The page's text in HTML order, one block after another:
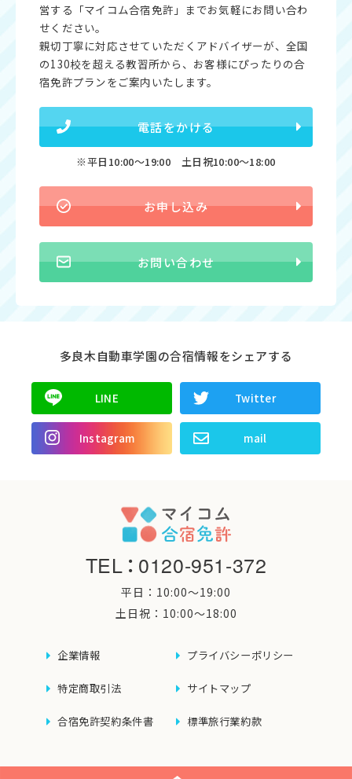
営する「マイコム合宿免許」までお気軽にお問い合わ
せください。
親切丁寧に対応させていただくアドバイザーが、全国
の130校を超える教習所から、お客様にぴったりの合
宿免許プランをご案内いたします。
電話をかける
※平日10:00〜19:00 土日祝10:00〜18:00
お申し込み
お問い合わせ
多良木自動車学園の合宿情報をシェアする
LINE Twitter
Instagram mail
TEL：0120-951-372
平日：10:00〜19:00
土日祝：10:00〜18:00
企業情報 プライバシーポリシー
特定商取引法 サイトマップ
合宿免許契約条件書 標準旅行業約款